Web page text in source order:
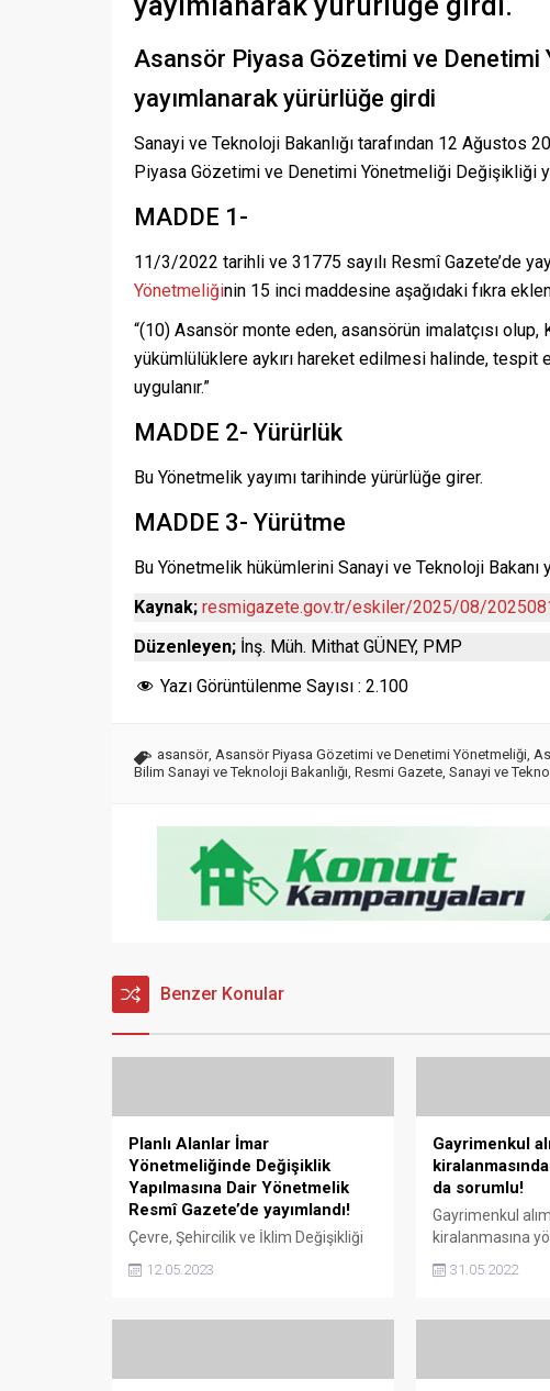
Asansör Piyasa Gözetimi ve Denetimi
yayımlanarak yürürlüğe girdi
Sanayi ve Teknoloji Bakanlığı tarafından 12 Ağustos
Piyasa Gözetimi ve Denetimi Yönetmeliği Değişikliği
MADDE 1-
11/3/2022 tarihli ve 31775 sayılı Resmî Gazete’de
Yönetmeliğinin 15 inci maddesine aşağıdaki fıkra
“(10) Asansör monte eden, asansörün imalatçısı
yükümlülüklere aykırı hareket edilmesi halinde, tespit
uygulanır.”
MADDE 2- Yürürlük
Bu Yönetmelik yayımı tarihinde yürürlüğe girer.
MADDE 3- Yürütme
Bu Yönetmelik hükümlerini Sanayi ve Teknoloji Bakanı
Kaynak; resmigazete.gov.tr/eskiler/2025/08/
Düzenleyen; İnş. Müh. Mithat GÜNEY, PMP
Yazı Görüntülenme Sayısı : 2.100
asansör, Asansör Piyasa Gözetimi ve Denetimi Yönetmeliği,
Bilim Sanayi ve Teknoloji Bakanlığı, Resmi Gazete, Sanayi ve
Benzer Konular
Planlı Alanlar İmar
Yönetmeliğinde Değişiklik
Yapılmasına Dair Yönetmelik
Resmî Gazete’de yayımlandı!
Çevre, Şehircilik ve İklim Değişikliği
İmar Yönetmeliğinde Değişiklik
Gazete’de yayımlanarak yürürlüğe
12.05.2023
Gayrimenkul
da sorumlu!
Gayrimenkul
kiralanmasına
sosyal ağ
da sorumlular.
31.05.2022